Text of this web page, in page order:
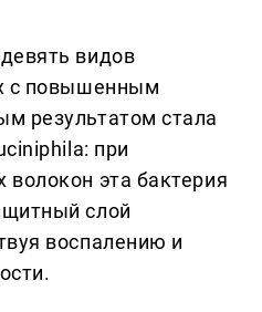
видов
с повышенным
результатом стала
при
эта бактерия
слой
воспалению и